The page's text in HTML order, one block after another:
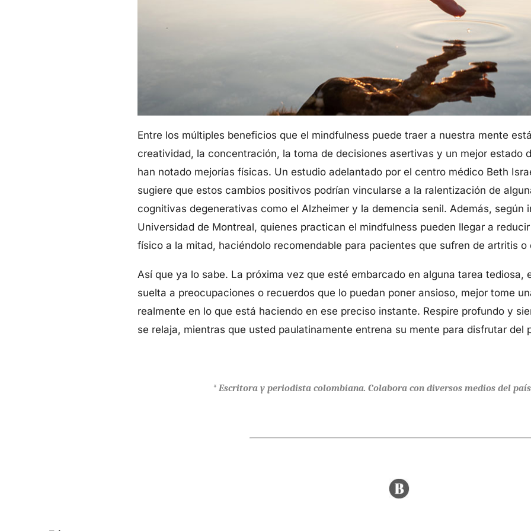
Entre los múltiples beneficios que el mindfulness puede traer a nuestra mente
creatividad, la concentración, la toma de decisiones asertivas y un mejor estado
han notado mejorías físicas. Un estudio adelantado por el centro médico Beth
sugiere que estos cambios positivos podrían vincularse a la ralentización de
cognitivas degenerativas como el Alzheimer y la demencia senil. Además, según
Universidad de Montreal, quienes practican el mindfulness pueden llegar a
físico a la mitad, haciéndolo recomendable para pacientes que sufren de artritis
Así que ya lo sabe. La próxima vez que esté embarcado en alguna tarea tediosa,
suelta a preocupaciones o recuerdos que lo puedan poner ansioso, mejor tome
realmente en lo que está haciendo en ese preciso instante. Respire profundo y
se relaja, mientras que usted paulatinamente entrena su mente para disfrutar del
* Escritora y periodista colombiana. Colabora con diversos medios del